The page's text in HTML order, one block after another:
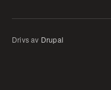
Drivs av Drupal